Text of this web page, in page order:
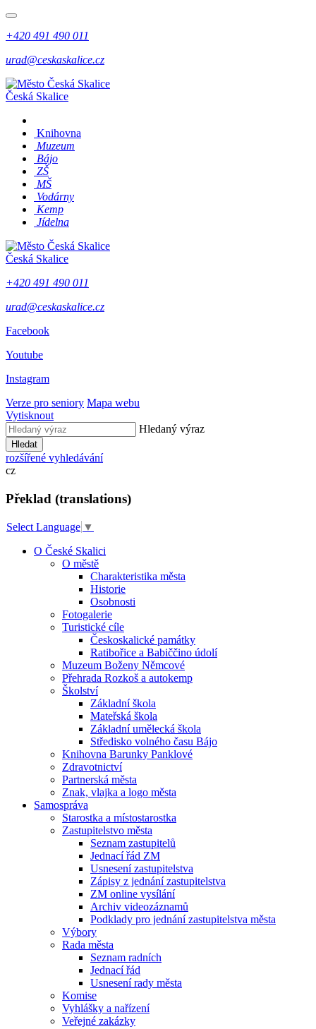
+420 491 490 011
urad@ceskaskalice.cz
Česká Skalice
Knihovna
Muzeum
Bájo
ZŠ
MŠ
Vodárny
Kemp
Jídelna
Česká Skalice
+420 491 490 011
urad@ceskaskalice.cz
Facebook
Youtube
Instagram
Verze pro seniory Mapa webu
Vytisknout
Hledaný výraz
Hledat
rozšířené vyhledávání
cz
Překlad (translations)
Select Language ▼
O České Skalici
O městě
Charakteristika města
Historie
Osobnosti
Fotogalerie
Turistické cíle
Českoskalické památky
Ratibořice a Babiččino údolí
Muzeum Boženy Němcové
Přehrada Rozkoš a autokemp
Školství
Základní škola
Mateřská škola
Základní umělecká škola
Středisko volného času Bájo
Knihovna Barunky Panklové
Zdravotnictví
Partnerská města
Znak, vlajka a logo města
Samospráva
Starostka a místostarostka
Zastupitelstvo města
Seznam zastupitelů
Jednací řád ZM
Usnesení zastupitelstva
Zápisy z jednání zastupitelstva
ZM online vysílání
Archiv videozáznamů
Podklady pro jednání zastupitelstva města
Výbory
Rada města
Seznam radních
Jednací řád
Usnesení rady města
Komise
Vyhlášky a nařízení
Veřejné zakázky